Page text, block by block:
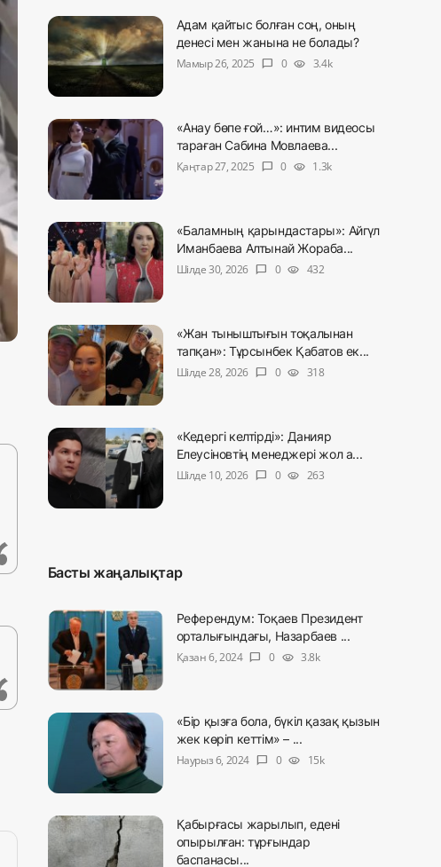
Адам қайтыс болған соң, оның
денесі мен жанына не болады?
Мамыр 26, 2025
chat_bubble 0 visibility 3.4k
«Анау бөпе ғой…»: интим видеосы
тараған Сабина Мовлаева...
Қаңтар 27, 2025
chat_bubble 0 visibility 1.3k
«Баламның қарындастары»: Айгүл
Иманбаева Алтынай Жораба...
Шілде 30, 2026
chat_bubble 0 visibility 432
«Жан тыныштығын тоқалынан
тапқан»: Тұрсынбек Қабатов ек...
Шілде 28, 2026
chat_bubble 0 visibility 318
«Кедергі келтірді»: Данияр
Елеусіновтің менеджері жол а...
Шілде 10, 2026
chat_bubble 0 visibility 263
Басты жаңалықтар
Референдум: Тоқаев Президент
орталығындағы, Назарбаев ...
Қазан 6, 2024 chat_bubble 0 visibility 3.8k
«Бір қызға бола, бүкіл қазақ қызын
жек көріп кеттім» – ...
Наурыз 6, 2024
chat_bubble 0 visibility 15k
Қабырғасы жарылып, едені
опырылған: тұрғындар
баспанасы...